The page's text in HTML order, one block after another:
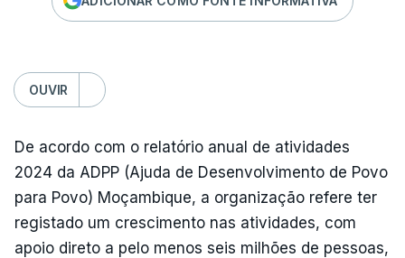
OUVIR
De acordo com o relatório anual de atividades
2024 da ADPP (Ajuda de Desenvolvimento de Povo
para Povo) Moçambique, a organização refere ter
registado um crescimento nas atividades, com
apoio direto a pelo menos seis milhões de pessoas,